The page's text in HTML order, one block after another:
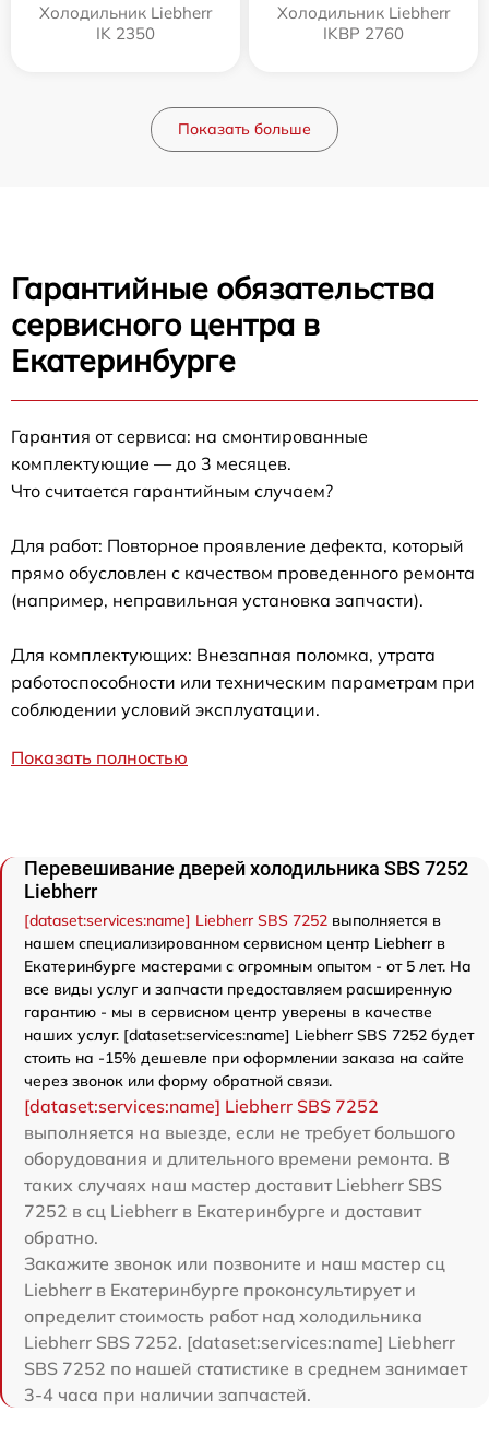
Холодильник Liebherr
IK 2350
Холодильник Liebherr
IKBP 2760
Показать больше
Гарантийные обязательства
сервисного центра в
Екатеринбурге
Гарантия от сервиса: на смонтированные
комплектующие — до 3 месяцев.
Что считается гарантийным случаем?
Для работ: Повторное проявление дефекта, который
прямо обусловлен с качеством проведенного ремонта
(например, неправильная установка запчасти).
Для комплектующих: Внезапная поломка, утрата
работоспособности или техническим параметрам при
соблюдении условий эксплуатации.
Показать полностью
Перевешивание дверей холодильника SBS 7252
Liebherr
[dataset:services:name] Liebherr SBS 7252 выполняется в
нашем специализированном сервисном центр Liebherr в
Екатеринбурге мастерами с огромным опытом - от 5 лет. На
все виды услуг и запчасти предоставляем расширенную
гарантию - мы в сервисном центр уверены в качестве
наших услуг. [dataset:services:name] Liebherr SBS 7252 будет
стоить на -15% дешевле при оформлении заказа на сайте
через звонок или форму обратной связи.
[dataset:services:name] Liebherr SBS 7252
выполняется на выезде, если не требует большого
оборудования и длительного времени ремонта. В
таких случаях наш мастер доставит Liebherr SBS
7252 в сц Liebherr в Екатеринбурге и доставит
обратно.
Закажите звонок или позвоните и наш мастер сц
Liebherr в Екатеринбурге проконсультирует и
определит стоимость работ над холодильника
Liebherr SBS 7252. [dataset:services:name] Liebherr
SBS 7252 по нашей статистике в среднем занимает
3-4 часа при наличии запчастей.